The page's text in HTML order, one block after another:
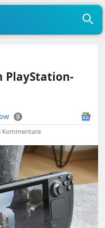
PlayStation-
Kommentare